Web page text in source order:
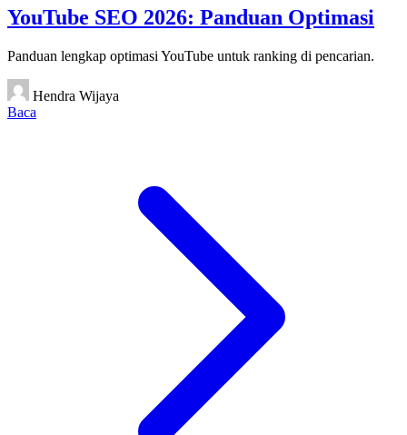
YouTube SEO 2026: Panduan Optimasi
Panduan lengkap optimasi YouTube untuk ranking di pencarian.
Hendra Wijaya
Baca